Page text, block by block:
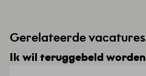
Ik wil teruggebeld worden
Gerelateerde vacatures